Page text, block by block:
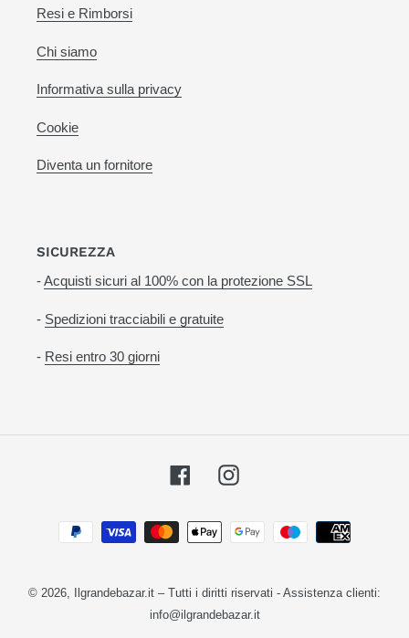
Resi e Rimborsi
Chi siamo
Informativa sulla privacy
Cookie
Diventa un fornitore
SICUREZZA
-Acquisti sicuri al 100% con la protezione SSL
- Spedizioni tracciabili e gratuite
- Resi entro 30 giorni
FacebookInstagram
Metodi
di
© 2026, Ilgrandebazar.it – Tutti i diritti riservati - Assistenza clienti:
info@ilgrandebazar.it